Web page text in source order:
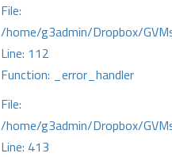
File:
/home/g3admin/Dropbox/
Line: 112
Function: _error_handler
File:
/home/g3admin/Dropbox/
Line: 413